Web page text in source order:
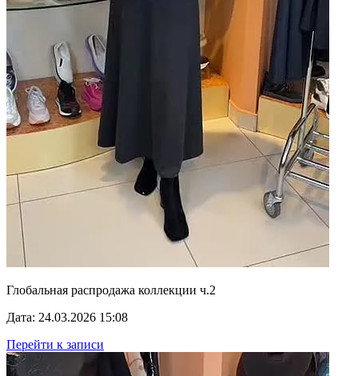
Глобальная распродажа коллекции ч.2
Дата: 24.03.2026 15:08
Перейти к записи